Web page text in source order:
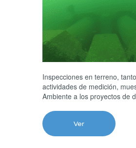
Inspecciones en terreno,
actividades de medición,
Ambiente a los proyectos de
Ver